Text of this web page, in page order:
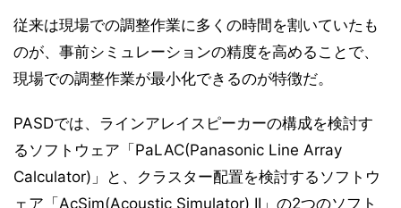
従来は現場での調整作業に多くの時間を割いていたも
のが、事前シミュレーションの精度を高めることで、
現場での調整作業が最小化できるのが特徴だ。
PASDでは、ラインアレイスピーカーの構成を検討す
るソフトウェア「PaLAC(Panasonic Line Array
Calculator)」と、クラスター配置を検討するソフトウ
ェア「AcSim(Acoustic Simulator) II」の2つのソフト